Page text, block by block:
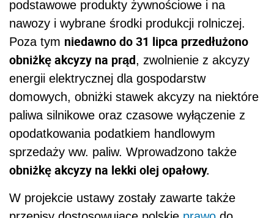
podstawowe produkty żywnościowe i na
nawozy i wybrane środki produkcji rolniczej.
Poza tym niedawno do 31 lipca przedłużono
obniżkę akcyzy na prąd, zwolnienie z akcyzy
energii elektrycznej dla gospodarstw
domowych, obniżki stawek akcyzy na niektóre
paliwa silnikowe oraz czasowe wyłączenie z
opodatkowania podatkiem handlowym
sprzedaży ww. paliw. Wprowadzono także
obniżkę akcyzy na lekki olej opałowy.
W projekcie ustawy zostały zawarte także